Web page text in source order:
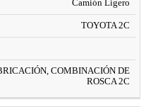
Camión Ligero
TOYOTA 2C
COMBINACIÓN DE
ROSCA 2C